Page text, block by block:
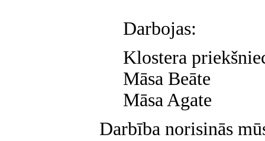
Darbojas:
Klostera
Māsa Beāte
Māsa Agate
Darbība norisinās